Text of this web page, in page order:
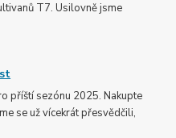
T7. Usilovně jsme
příští sezónu 2025. Nakupte
se už vícekrát přesvědčili,